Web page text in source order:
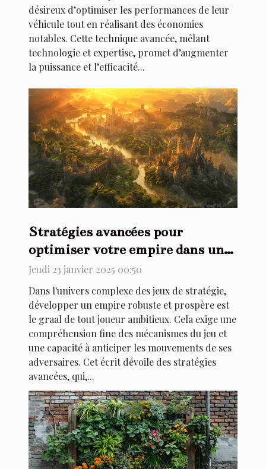
désireux d’optimiser les performances de leur
véhicule tout en réalisant des économies
notables. Cette technique avancée, mêlant
technologie et expertise, promet d’augmenter
la puissance et l’efficacité...
Stratégies avancées pour
optimiser votre empire dans un
jeu de stratégie
Jeudi 23 janvier 2025 00:50
Dans l'univers complexe des jeux de stratégie,
développer un empire robuste et prospère est
le graal de tout joueur ambitieux. Cela exige une
compréhension fine des mécanismes du jeu et
une capacité à anticiper les mouvements de ses
adversaires. Cet écrit dévoile des stratégies
avancées, qui,...